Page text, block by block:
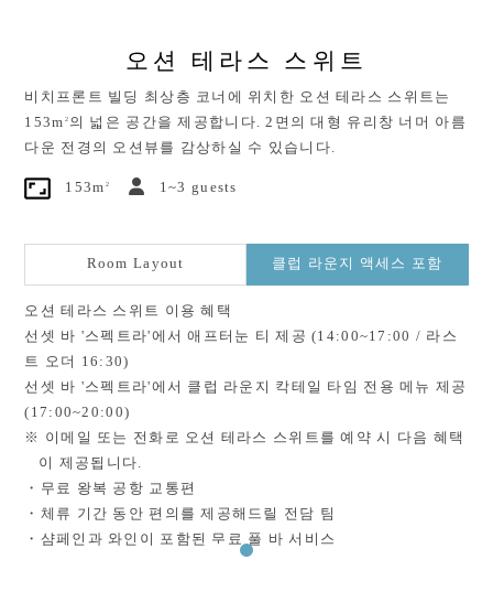
오션 테라스 스위트
비치프론트 빌딩 최상층 코너에 위치한 오션 테라스 스위트는
153m 2 의 넓은 공간을 제공합니다. 2면의 대형 유리창 너머 아름
다운 전경의 오션뷰를 감상하실 수 있습니다.
153m 2 1~3 guests
Room Layout 클럽 라운지 액세스 포함
오션 테라스 스위트 이용 혜택
선셋 바 '스펙트라'에서 애프터눈 티 제공 (14:00~17:00 / 라스
트 오더 16:30)
선셋 바 '스펙트라'에서 클럽 라운지 칵테일 타임 전용 메뉴 제공
(17:00~20:00)
※ 이메일 또는 전화로 오션 테라스 스위트를 예약 시 다음 혜택
이 제공됩니다.
・무료 왕복 공항 교통편
・체류 기간 동안 편의를 제공해드릴 전담 팀
・샴페인과 와인이 포함된 무료 풀 바 서비스